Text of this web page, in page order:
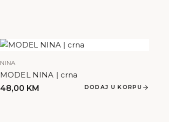
NINA
MODEL NINA | crna
48,00 KM DODAJ U KORPU